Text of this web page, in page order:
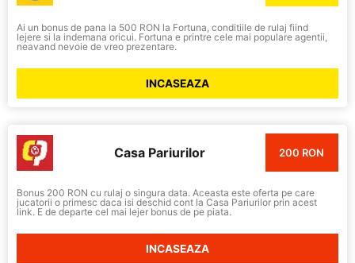
Ai un bonus de pana la 500 RON la Fortuna, conditiile de rulaj fiind
lejere si la indemana oricui. Fortuna e printre cele mai populare agentii,
neavand nevoie de vreo prezentare.
INCASEAZA
Casa Pariurilor 200 RON
Bonus 200 RON cu rulaj o singura data. Aceasta este oferta pe care
jucatorii o primesc daca isi deschid cont la Casa Pariurilor prin acest
link. E de departe cel mai lejer bonus de pe piata.
INCASEAZA